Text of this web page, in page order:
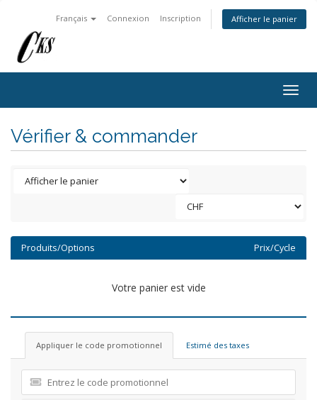
Français Connexion Inscription Afficher le panier
Vérifier & commander
Produits/Options Prix/Cycle
Votre panier est vide
Appliquer le code promotionnel Estimé des taxes